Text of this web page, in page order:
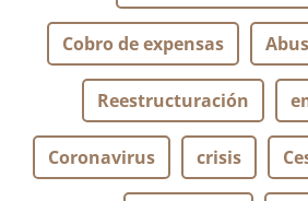
Cobro de expensas
Reestructuración
Coronavirus crisis